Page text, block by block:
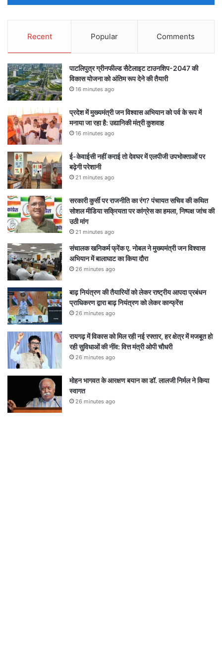
Recent Popular Comments
पाटलिपुत्र ग्रीनफील्ड सैटेलाइट टाउनशिप-2047 की
विकास योजना को अंतिम रूप देने की तैयारी
16 minutes ago
प्रदेश में मुख्यमंत्री जन विश्वास अभियान को पर्व के रूप में
मनाया जा रहा है: उद्यानिकी मंत्री कुशवाह
16 minutes ago
ई-केवाईसी नहीं कराई तो देवघर में एलपीजी उपभोक्ताओं पर
बढ़ेगी परेशानी
21 minutes ago
सरकारी कुर्सी पर राजनीति का रंग? पंचायत सचिव की कथित
सोशल मीडिया सक्रियता पर कांग्रेस का हमला, निष्पक्ष जांच की
उठी मांग
21 minutes ago
संचालक खनिकर्म फ्रेंक ए. नोबल ने मुख्यमंत्री जन विश्वास
अभियान में बालाघाट का किया दौरा
26 minutes ago
बाढ़ नियंत्रण की तैयारियों को लेकर राष्ट्रीय आपदा प्रबंधन
प्राधिकरण द्वारा बाढ़ नियंत्रण को लेकर कान्फ्रेंस
26 minutes ago
रायगढ़ में विकास को मिल रही नई रफ्तार, हर क्षेत्र में मजबूत हो
रही सुविधाओं की नींव: वित्त मंत्री ओपी चौधरी
26 minutes ago
मोहन भागवत के आरक्षण बयान का डॉ. लालजी निर्मल ने किया
स्वागत
26 minutes ago